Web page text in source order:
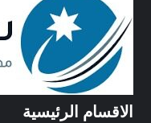
الاقسام الرئيسية